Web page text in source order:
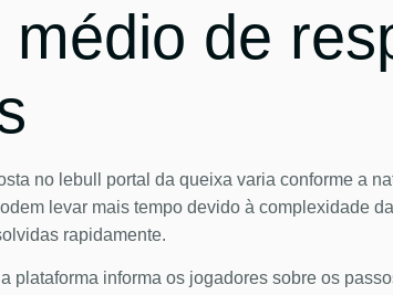
médio de
no lebull portal da queixa varia conforme a
levar mais tempo devido à complexidade
rapidamente.
plataforma informa os jogadores sobre os